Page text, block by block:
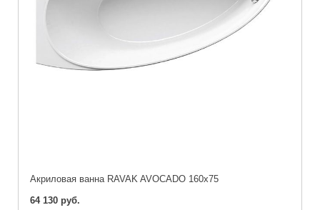
Акриловая ванна RAVAK AVOCADO 160x75
64 130 руб.